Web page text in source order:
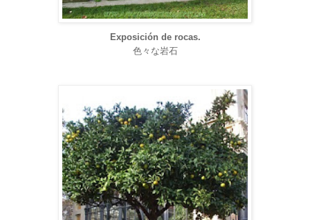
Exposición de rocas.
色々な岩石